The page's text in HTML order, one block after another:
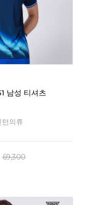
여성 티셔츠
의류
46,200